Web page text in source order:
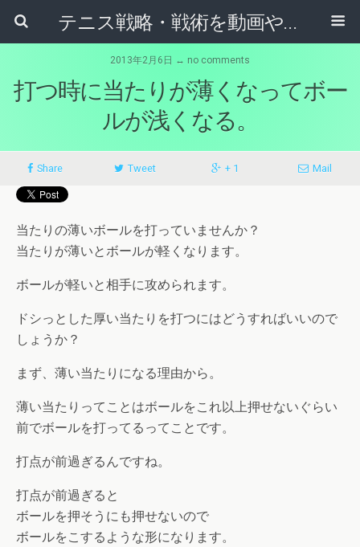
テニス戦略・戦術を動画やマンガから学ぶためのブログ
2013年2月6日 ↔ no comments
打つ時に当たりが薄くなってボー
ルが浅くなる。
Share Tweet + 1 Mail
当たりの薄いボールを打っていませんか？
当たりが薄いとボールが軽くなります。
ボールが軽いと相手に攻められます。
ドシっとした厚い当たりを打つにはどうすればいいので
しょうか？
まず、薄い当たりになる理由から。
薄い当たりってことはボールをこれ以上押せないぐらい
前でボールを打ってるってことです。
打点が前過ぎるんですね。
打点が前過ぎると
ボールを押そうにも押せないので
ボールをこするような形になります。